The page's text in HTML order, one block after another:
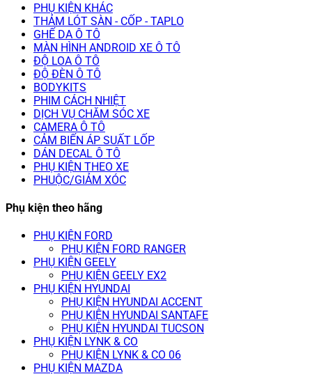
PHỤ KIỆN KHÁC
THẢM LÓT SÀN - CỐP - TAPLO
GHẾ DA Ô TÔ
MÀN HÌNH ANDROID XE Ô TÔ
ĐỘ LOA Ô TÔ
ĐỘ ĐÈN Ô TÔ
BODYKITS
PHIM CÁCH NHIỆT
DỊCH VỤ CHĂM SÓC XE
CAMERA Ô TÔ
CẢM BIẾN ÁP SUẤT LỐP
DÁN DECAL Ô TÔ
PHỤ KIỆN THEO XE
PHUỘC/GIẢM XÓC
Phụ kiện theo hãng
PHỤ KIỆN FORD
PHỤ KIỆN FORD RANGER
PHỤ KIỆN GEELY
PHỤ KIỆN GEELY EX2
PHỤ KIỆN HYUNDAI
PHỤ KIỆN HYUNDAI ACCENT
PHỤ KIỆN HYUNDAI SANTAFE
PHỤ KIỆN HYUNDAI TUCSON
PHỤ KIỆN LYNK & CO
PHỤ KIỆN LYNK & CO 06
PHỤ KIỆN MAZDA